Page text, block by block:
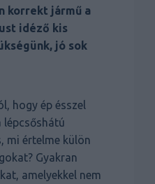
korrekt jármű a
idéző kis
jó sok
hogy ép ésszel
lépcsőshátú
mi értelme külön
Gyakran
amelyekkel nem